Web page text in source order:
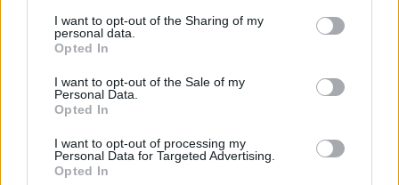
I want to opt-out of the Sharing of my
personal data.
Opted In
I want to opt-out of the Sale of my
Personal Data.
Opted In
I want to opt-out of processing my
Personal Data for Targeted Advertising.
Opted In
Paramediko nužudymo
byloje į laisvę paleistas
vienas įtariamųjų
Užsidegė lauko pavėsinė:
vos be namų neliko